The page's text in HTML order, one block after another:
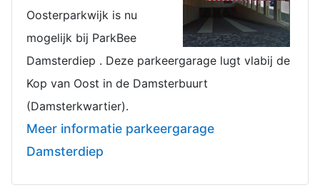
Oosterparkwijk is nu
mogelijk bij ParkBee
Damsterdiep . Deze parkeergarage lugt vlabij de
Kop van Oost in de Damsterbuurt
(Damsterkwartier).
Meer informatie parkeergarage
Damsterdiep